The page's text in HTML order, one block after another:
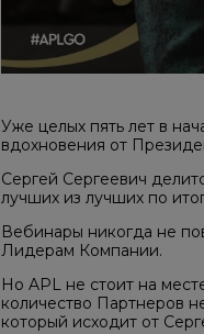
Уже целых пять лет в
вдохновения от
Сергей Сергеевич
лучших из лучших по
Вебинары никогда не
Лидерам Компании.
Но APL не стоит на
количество Партнеров
который исходит от